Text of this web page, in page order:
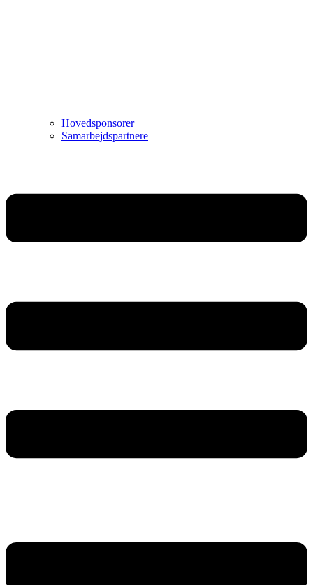
Hovedsponsorer
Samarbejdspartnere